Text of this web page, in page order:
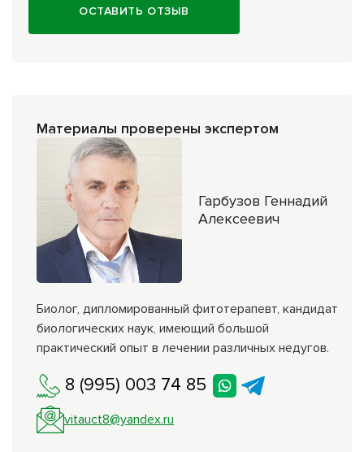
ОСТАВИТЬ ОТЗЫВ
Материалы проверены экспертом
Биолог, дипломированный фитотерапевт, кандидат
биологических наук, имеющий большой
практический опыт в лечении различных недугов.
8 (995) 003 74 85
vitauct8@yandex.ru
Гарбузов Геннадий
Алексеевич